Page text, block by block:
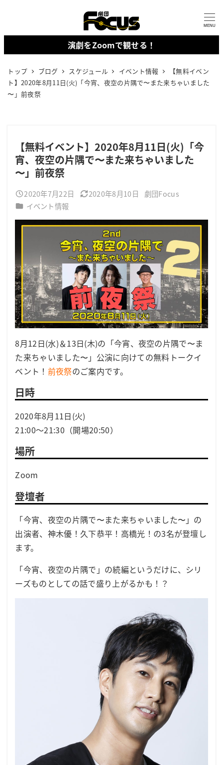
ン
コ
ン
テ
ン
MENU
演劇をZoomで観せる！
トップ ブログ スケジュール イベント情報
【無料イベン
ト】2020年8月11日(火)「今宵、夜空の片隅で〜また来ちゃいました
〜」前夜祭
【無料イベント】2020年8月11日(火)「今
宵、夜空の片隅で〜また来ちゃいました
〜」前夜祭
投稿日
2020年7月22日
更新日
2020年8月10日
著
劇団Focus
カテゴリー
イベント情報
8月12日(水)＆13日(木)の「今宵、夜空の片隅で〜ま
た来ちゃいました〜」公演に向けての無料トークイ
ベント！ 前夜祭のご案内です。
日時
2020年8月11日(火)
21:00～21:30（開場20:50）
場所
Zoom
登壇者
「今宵、夜空の片隅で〜また来ちゃいました〜」の
出演者、神木優！久下恭平！高橋光！の3名が登壇し
ます。
「今宵、夜空の片隅で」の続編というだけに、シリ
ーズものとしての話で盛り上がるかも！？